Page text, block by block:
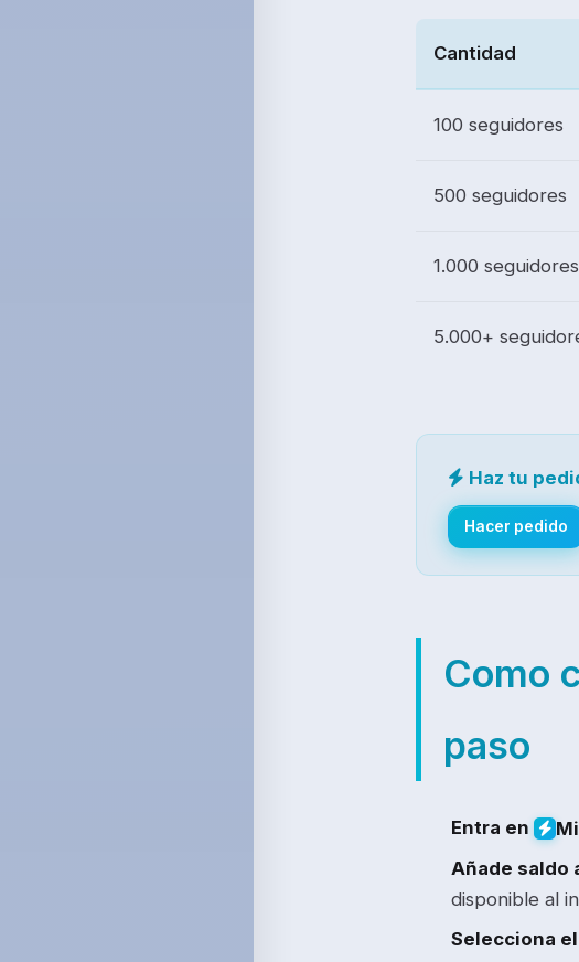
Cantidad
100 seguidores
500 seguidores
1.000 seguidores
5.000+
Haz tu
Hacer pedido
Como
paso
Entra en
Añade saldo
disponible al
Selecciona